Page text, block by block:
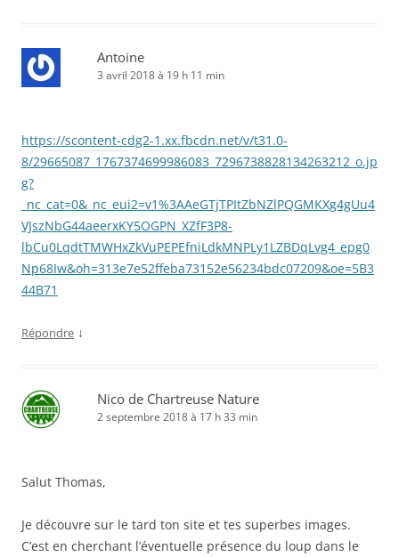
Antoine
3 avril 2018 à 19 h 11 min
https://scontent-cdg2-1.xx.fbcdn.net/v/t31.0-
8/29665087_1767374699986083_7296738828134263212_o.jp
g?
_nc_cat=0&_nc_eui2=v1%3AAeGTjTPItZbNZlPQGMKXg4gUu4
VJszNbG44aeerxKY5OGPN_XZfF3P8-
lbCu0LqdtTMWHxZkVuPEPEfniLdkMNPLy1LZBDqLvg4_epg0
Np68Iw&oh=313e7e52ffeba73152e56234bdc07209&oe=5B3
44B71
Répondre ↓
Nico de Chartreuse Nature
2 septembre 2018 à 17 h 33 min
Salut Thomas,
Je découvre sur le tard ton site et tes superbes images.
C’est en cherchant l’éventuelle présence du loup dans le